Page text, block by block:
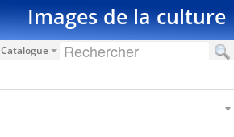
Images de la culture
Catalogue